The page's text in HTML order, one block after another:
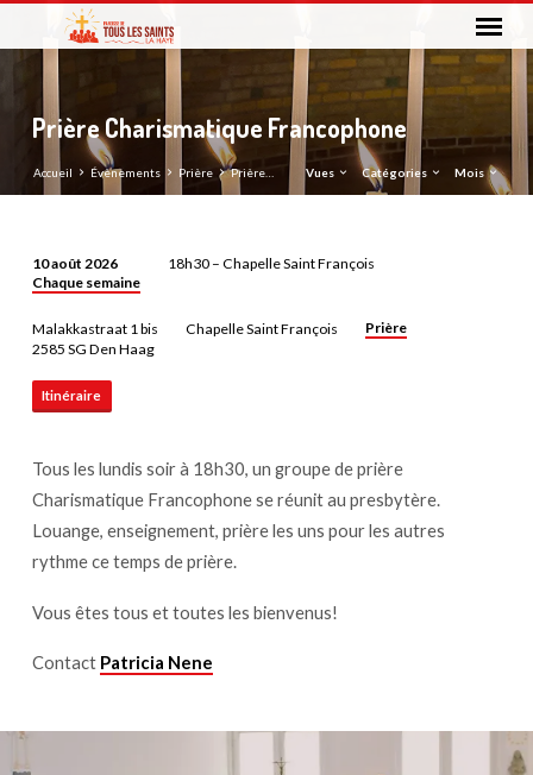
Prière Charismatique Francophone
Accueil Évènements Prière Prière… Vues Catégories Mois
Prière
Charismatique
Francophone
10 août 2026
Chaque semaine
18h30 – Chapelle Saint François
Malakkastraat 1 bis
2585 SG Den Haag
Chapelle Saint François Prière
Itinéraire
Tous les lundis soir à 18h30, un groupe de prière
Charismatique Francophone se réunit au presbytère.
Louange, enseignement, prière les uns pour les autres
rythme ce temps de prière.
Vous êtes tous et toutes les bienvenus!
Contact Patricia Nene